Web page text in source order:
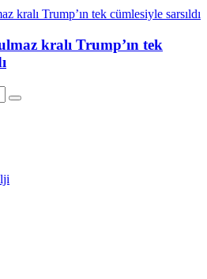
kralı Trump’ın tek